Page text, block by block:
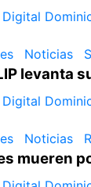
Noticias
levanta
Noticias
mueren